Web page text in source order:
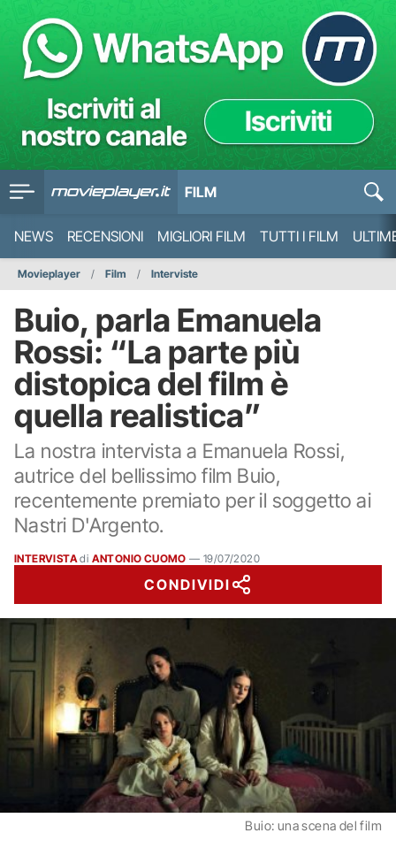
FILM
NEWS RECENSIONI MIGLIORI FILM TUTTI I FILM
Movieplayer Film Interviste
Buio, parla Emanuela
Rossi: “La parte più
distopica del film è
quella realistica”
La nostra intervista a Emanuela Rossi,
autrice del bellissimo film Buio,
recentemente premiato per il soggetto ai
Nastri D'Argento.
INTERVISTAdi ANTONIO CUOMO —19/07/2020
CONDIVIDI
Buio: una scena del film